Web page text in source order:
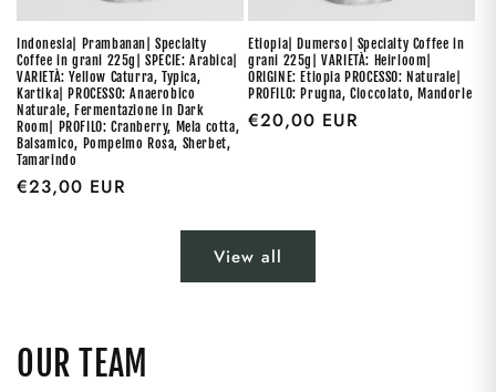
Indonesia| Prambanan| Specialty
Coffee in grani 225g| SPECIE: Arabica|
VARIETÀ: Yellow Caturra, Typica,
Kartika| PROCESSO: Anaerobico
Naturale, Fermentazione in Dark
Room| PROFILO: Cranberry, Mela cotta,
Balsamico, Pompelmo Rosa, Sherbet,
Tamarindo
Regular
€23,00 EUR
Etiopia| Dumerso| Specialty Coffee in
grani 225g| VARIETÀ: Heirloom|
ORIGINE: Etiopia PROCESSO: Naturale|
PROFILO: Prugna, Cioccolato, Mandorle
Regular
€20,00 EUR
View all
OUR TEAM